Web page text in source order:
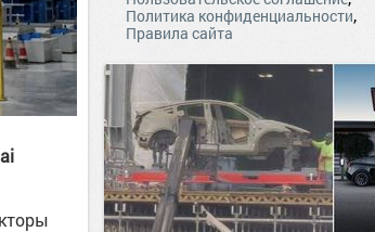
Политика конфиденциальности,
Правила сайта